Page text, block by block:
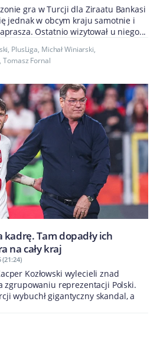
gra w Turcji dla Ziraatu Bankasi
jednak w obcym kraju samotnie i
Ostatnio wizytował u niego...
, PlusLiga, Michał Winiarski,
,Tomasz Fornal
kadrę. Tam dopadły ich
na cały kraj
Kozłowski wylecieli znad
zgrupowaniu reprezentacji Polski.
wybuchł gigantyczny skandal, a